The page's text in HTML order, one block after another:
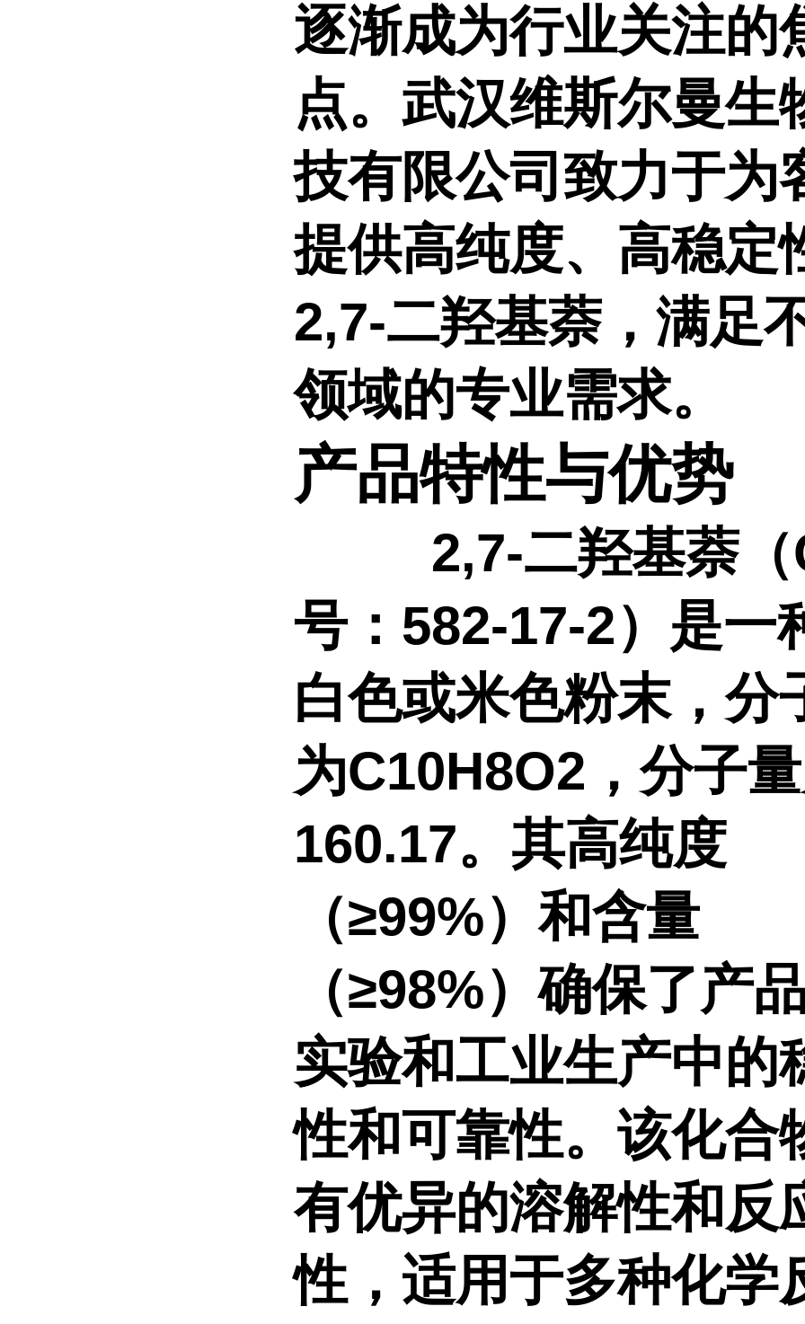
逐渐成为行业关注的
点。武汉维斯尔曼生
技有限公司致力于为
提供高纯度、高稳定
2,7-二羟基萘，满足
领域的专业需求。
产品特性与优势
2,7-二羟基萘（
号：582-17-2）是一
白色或米色粉末，分
为C10H8O2，分子
160.17。其高纯度
（≥99%）和含量
（≥98%）确保了产
实验和工业生产中的
性和可靠性。该化合
有优异的溶解性和反
性，适用于多种化学